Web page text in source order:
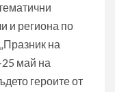
и региона по
на
май на
героите от